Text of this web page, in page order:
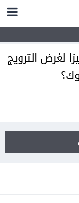
لغرض الترويج